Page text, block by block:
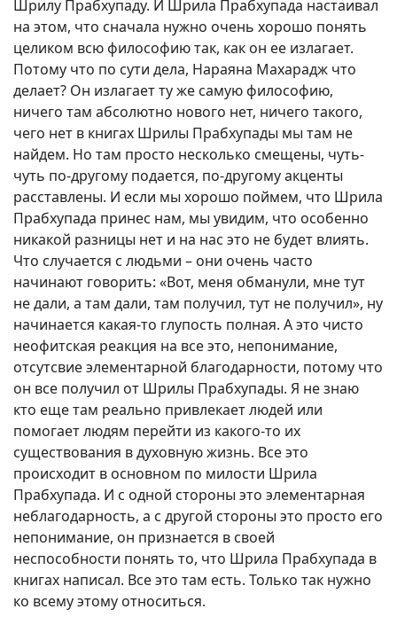
Шрилу Прабхупаду. И Шрила Прабхупада настаивал
на этом, что сначала нужно очень хорошо понять
целиком всю философию так, как он ее излагает.
Потому что по сути дела, Нараяна Махарадж что
делает? Он излагает ту же самую философию,
ничего там абсолютно нового нет, ничего такого,
чего нет в книгах Шрилы Прабхупады мы там не
найдем. Но там просто несколько смещены, чуть-
чуть по-другому подается, по-другому акценты
расставлены. И если мы хорошо поймем, что Шрила
Прабхупада принес нам, мы увидим, что особенно
никакой разницы нет и на нас это не будет влиять.
Что случается с людьми – они очень часто
начинают говорить: «Вот, меня обманули, мне тут
не дали, а там дали, там получил, тут не получил», ну
начинается какая-то глупость полная. А это чисто
неофитская реакция на все это, непонимание,
отсутсвие элементарной благодарности, потому что
он все получил от Шрилы Прабхупады. Я не знаю
кто еще там реально привлекает людей или
помогает людям перейти из какого-то их
существования в духовную жизнь. Все это
происходит в основном по милости Шрила
Прабхупада. И с одной стороны это элементарная
неблагодарность, а с другой стороны это просто его
непонимание, он признается в своей
неспособности понять то, что Шрила Прабхупада в
книгах написал. Все это там есть. Только так нужно
ко всему этому относиться.